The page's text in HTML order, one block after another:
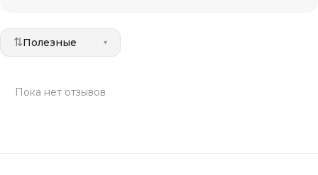
⇅Полезные ▾
Пока нет отзывов